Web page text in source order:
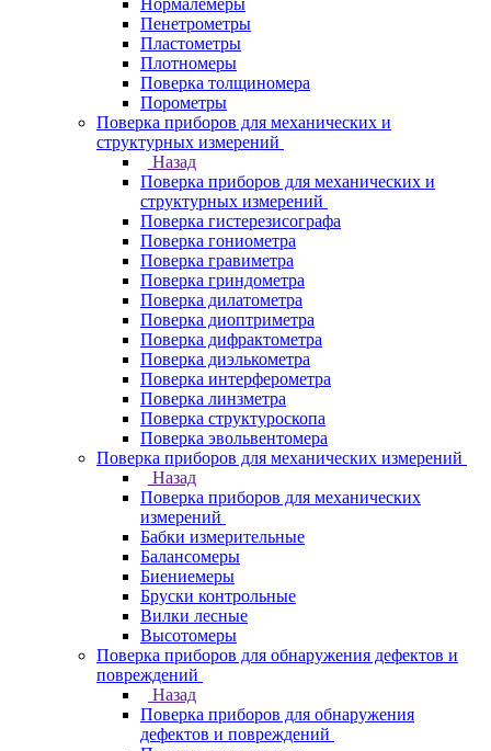
Нормалемеры
Пенетрометры
Пластометры
Плотномеры
Поверка толщиномера
Порометры
Поверка приборов для механических и
структурных измерений
Назад
Поверка приборов для механических и
структурных измерений
Поверка гистерезисографа
Поверка гониометра
Поверка гравиметра
Поверка гриндометра
Поверка дилатометра
Поверка диоптриметра
Поверка дифрактометра
Поверка диэлькометра
Поверка интерферометра
Поверка линзметра
Поверка структуроскопа
Поверка эвольвентомера
Поверка приборов для механических измерений
Назад
Поверка приборов для механических
измерений
Бабки измерительные
Балансомеры
Биениемеры
Бруски контрольные
Вилки лесные
Высотомеры
Поверка приборов для обнаружения дефектов и
повреждений
Назад
Поверка приборов для обнаружения
дефектов и повреждений